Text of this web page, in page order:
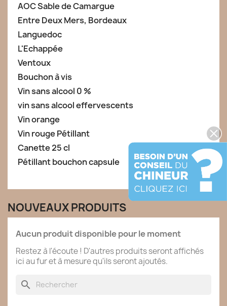
AOC Sable de Camargue
Entre Deux Mers, Bordeaux
Languedoc
L'Echappée
Ventoux
Bouchon à vis
Vin sans alcool 0 %
vin sans alcool effervescents
Vin orange
Vin rouge Pétillant
Canette 25 cl
Pétillant bouchon capsule
NOUVEAUX PRODUITS
Aucun produit disponible pour le moment
Restez à l'écoute ! D'autres produits seront affichés
ici au fur et à mesure qu'ils seront ajoutés.
search